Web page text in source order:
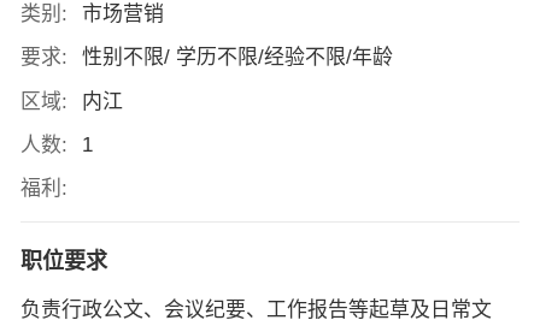
类别:
市场营销
要求:
性别不限/ 学历不限/经验不限/年龄
区域:
内江
人数:
1
福利:
职位要求
负责行政公文、会议纪要、工作报告等起草及日常文